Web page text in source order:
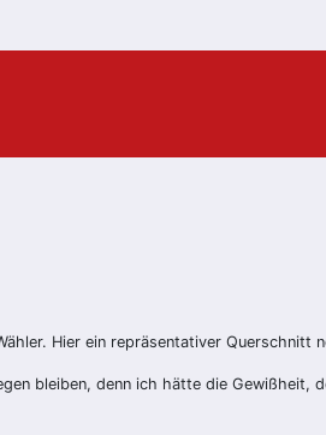
Hier ein repräsentativer Querschnitt
bleiben, denn ich hätte die Gewißheit,